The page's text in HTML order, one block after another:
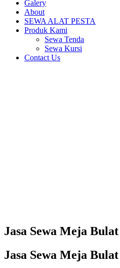
Galery
About
SEWA ALAT PESTA
Produk Kami
Sewa Tenda
Sewa Kursi
Contact Us
Jasa Sewa Meja
Jasa Sewa Meja